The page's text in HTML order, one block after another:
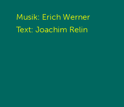
Musik: Erich Werner
Text: Joachim Relin